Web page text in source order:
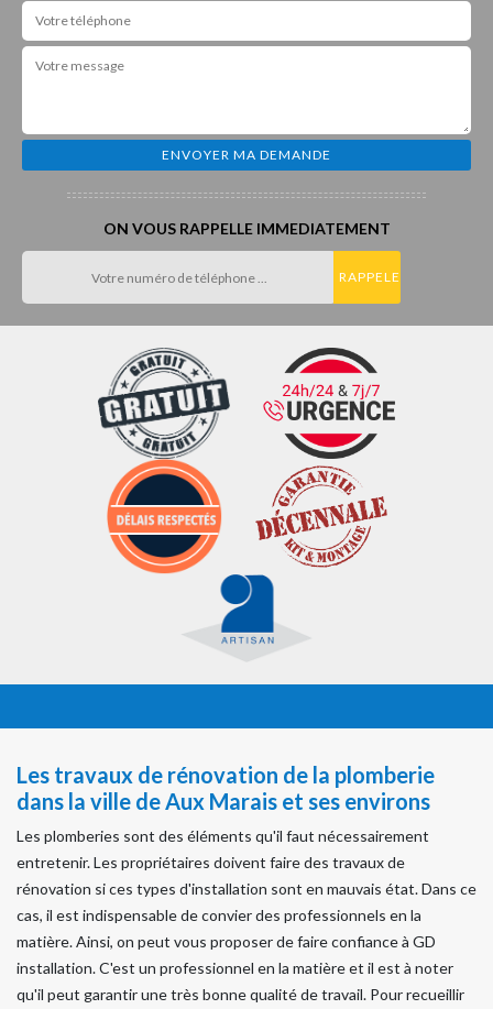
ON VOUS RAPPELLE IMMEDIATEMENT
Les travaux de rénovation de la plomberie
dans la ville de Aux Marais et ses environs
Les plomberies sont des éléments qu'il faut nécessairement
entretenir. Les propriétaires doivent faire des travaux de
rénovation si ces types d'installation sont en mauvais état. Dans ce
cas, il est indispensable de convier des professionnels en la
matière. Ainsi, on peut vous proposer de faire confiance à GD
installation. C'est un professionnel en la matière et il est à noter
qu'il peut garantir une très bonne qualité de travail. Pour recueillir